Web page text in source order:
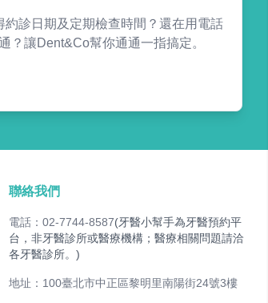
約診日期及定期檢查時間？還在用電話
？讓Dent&Co幫你通通一指搞定。
聯絡我們
電話：02-7744-8587(牙醫小幫手為牙醫預約平
台，非牙醫診所或醫療機構；醫療相關問題請洽
各牙醫診所。)
地址：100臺北市中正區黎明里南陽街24號3樓